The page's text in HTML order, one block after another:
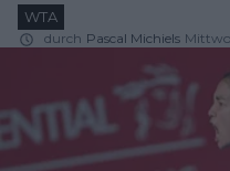
WTA
durch Pascal Michiels